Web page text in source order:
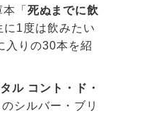
「 死ぬまでに飲
1度は飲みたい
入りの30本を紹
ル コント・ド・
シルバー・ブリ